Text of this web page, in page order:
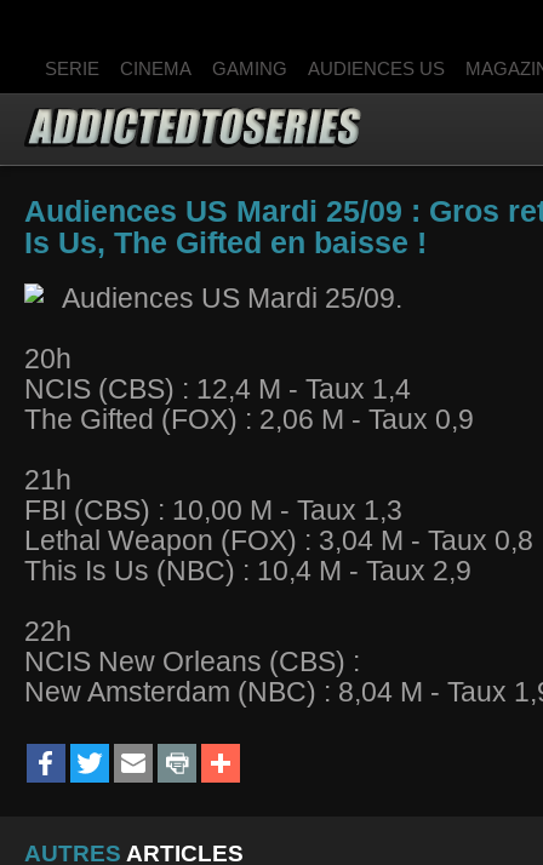
SERIE CINEMA GAMING AUDIENCES US
Audiences US Mardi 25/09 : Gros
Is Us, The Gifted en baisse !
Audiences US Mardi 25/09.
20h
NCIS (CBS) : 12,4 M - Taux 1,4
The Gifted (FOX) : 2,06 M - Taux 0,9
21h
FBI (CBS) : 10,00 M - Taux 1,3
Lethal Weapon (FOX) : 3,04 M - Taux 0,8
This Is Us (NBC) : 10,4 M - Taux 2,9
22h
NCIS New Orleans (CBS) :
New Amsterdam (NBC) : 8,04 M - Taux
AUTRES ARTICLES